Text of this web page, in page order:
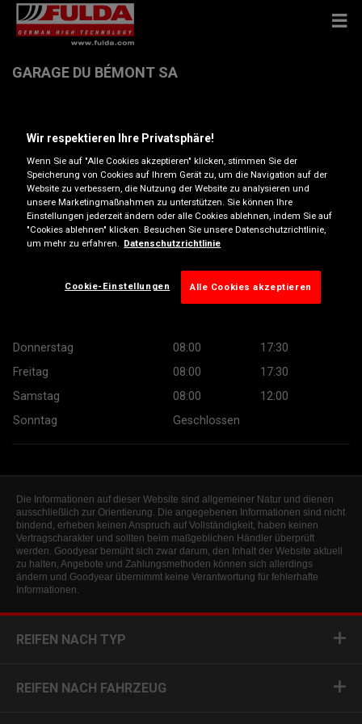
GARAGE DU BÉMONT SA
Anfahrtsbeschreibung
Telefonnummer anzeigen
Öffnungszeiten
08:00
17:30
08:00
Donnerstag
08:00
17:30
Freitag
08:00
17:30
Samstag
08:00
12:00
Sonntag
Geschlossen
Die Informationen auf dieser Website sind allgemeiner Natur und dienen
ausschließlich zur Orientierung. Die angegebenen Informationen sind nicht
bindend, erheben keinen Anspruch auf Vollständigkeit, haben keinen
Vertragscharakter und sollten beim maßgeblichen Händler überprüft
werden. Goodyear bemüht sich zwar darum, den Inhalt der Website aktuell
zu halten, Angebote und Zahlungsmethoden können sich allerdings
ändern und Goodyear übernimmt keine Verantwortung für fehlerhafte
Informationen.
REIFEN NACH TYP
REIFEN NACH FAHRZEUG
Wir respektieren Ihre Privatsphäre!
Wenn Sie auf "Alle Cookies akzeptieren" klicken, stimmen Sie der
Speicherung von Cookies auf Ihrem Gerät zu, um die Navigation auf der
Website zu verbessern, die Nutzung der Website zu analysieren und
unsere Marketingmaßnahmen zu unterstützen. Sie können Ihre
Einstellungen jederzeit ändern oder alle Cookies ablehnen, indem Sie auf
"Cookies ablehnen" klicken. Besuchen Sie unsere Datenschutzrichtlinie,
um mehr zu erfahren. Datenschutzrichtlinie
Cookie-Einstellungen Alle Cookies akzeptieren